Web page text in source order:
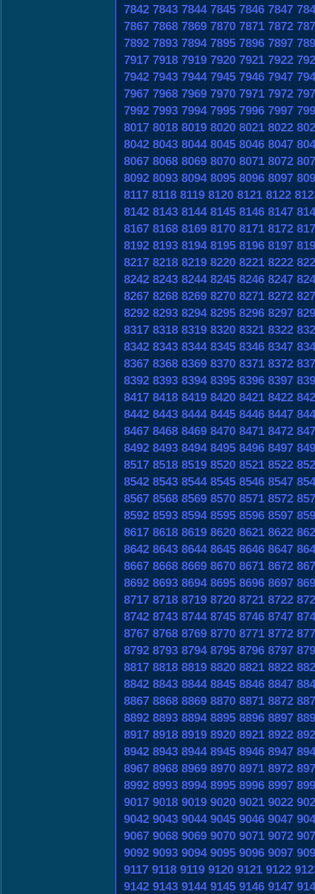
7842 7843 7844 7845 7846 7847
7867 7868 7869 7870 7871 7872
7892 7893 7894 7895 7896 7897
7917 7918 7919 7920 7921 7922
7942 7943 7944 7945 7946 7947
7967 7968 7969 7970 7971 7972
7992 7993 7994 7995 7996 7997
8017 8018 8019 8020 8021 8022
8042 8043 8044 8045 8046 8047
8067 8068 8069 8070 8071 8072
8092 8093 8094 8095 8096 8097
8117 8118 8119 8120 8121 8122
8142 8143 8144 8145 8146 8147
8167 8168 8169 8170 8171 8172
8192 8193 8194 8195 8196 8197
8217 8218 8219 8220 8221 8222
8242 8243 8244 8245 8246 8247
8267 8268 8269 8270 8271 8272
8292 8293 8294 8295 8296 8297
8317 8318 8319 8320 8321 8322
8342 8343 8344 8345 8346 8347
8367 8368 8369 8370 8371 8372
8392 8393 8394 8395 8396 8397
8417 8418 8419 8420 8421 8422
8442 8443 8444 8445 8446 8447
8467 8468 8469 8470 8471 8472
8492 8493 8494 8495 8496 8497
8517 8518 8519 8520 8521 8522
8542 8543 8544 8545 8546 8547
8567 8568 8569 8570 8571 8572
8592 8593 8594 8595 8596 8597
8617 8618 8619 8620 8621 8622
8642 8643 8644 8645 8646 8647
8667 8668 8669 8670 8671 8672
8692 8693 8694 8695 8696 8697
8717 8718 8719 8720 8721 8722
8742 8743 8744 8745 8746 8747
8767 8768 8769 8770 8771 8772
8792 8793 8794 8795 8796 8797
8817 8818 8819 8820 8821 8822
8842 8843 8844 8845 8846 8847
8867 8868 8869 8870 8871 8872
8892 8893 8894 8895 8896 8897
8917 8918 8919 8920 8921 8922
8942 8943 8944 8945 8946 8947
8967 8968 8969 8970 8971 8972
8992 8993 8994 8995 8996 8997
9017 9018 9019 9020 9021 9022
9042 9043 9044 9045 9046 9047
9067 9068 9069 9070 9071 9072
9092 9093 9094 9095 9096 9097
9117 9118 9119 9120 9121 9122
9142 9143 9144 9145 9146 9147